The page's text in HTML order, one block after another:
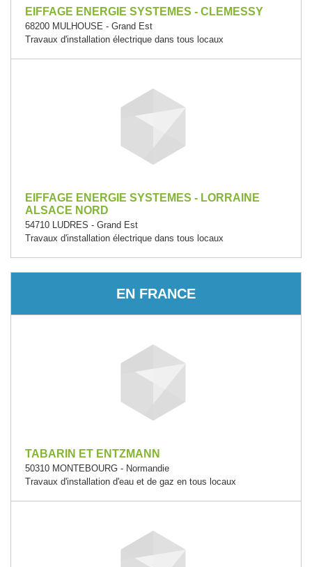
EIFFAGE ENERGIE SYSTEMES - CLEMESSY
68200 MULHOUSE - Grand Est
Travaux d'installation électrique dans tous locaux
EIFFAGE ENERGIE SYSTEMES - LORRAINE
ALSACE NORD
54710 LUDRES - Grand Est
Travaux d'installation électrique dans tous locaux
EN FRANCE
TABARIN ET ENTZMANN
50310 MONTEBOURG - Normandie
Travaux d'installation d'eau et de gaz en tous locaux